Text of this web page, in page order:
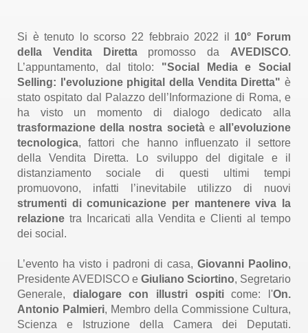
Si è tenuto lo scorso 22 febbraio 2022 il 10° Forum
della Vendita Direttapromosso da AVEDISCO.
L’appuntamento, dal titolo: "Social Media e Social
Selling: l'evoluzione phigital della Vendita Diretta" è
stato ospitato dal Palazzo dell’Informazione di Roma, e
ha visto un momento di dialogo dedicato alla
trasformazione della nostra societàeall’evoluzione
tecnologica, fattori che hanno influenzato il settore
della Vendita Diretta. Lo sviluppo del digitale e il
distanziamento sociale di questi ultimi tempi
promuovono, infatti l’inevitabile utilizzo di nuovi
strumenti di comunicazione per mantenere viva la
relazione tra Incaricati alla Vendita e Clienti al tempo
dei social.
L’evento ha visto i padroni di casa, Giovanni Paolino,
Presidente AVEDISCO e Giuliano Sciortino, Segretario
Generale, dialogare con illustri ospiticome: l'On.
Antonio Palmieri, Membro della Commissione Cultura,
Scienza e Istruzione della Camera dei Deputati.